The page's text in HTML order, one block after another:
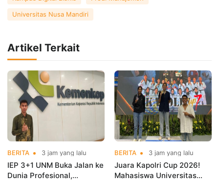
Universitas Nusa Mandiri
Artikel Terkait
BERITA 3 jam yang lalu
IEP 3+1 UNM Buka Jalan ke
Dunia Profesional,
BERITA 3 jam yang lalu
Juara Kapolri Cup 2026!
Mahasiswa Universitas